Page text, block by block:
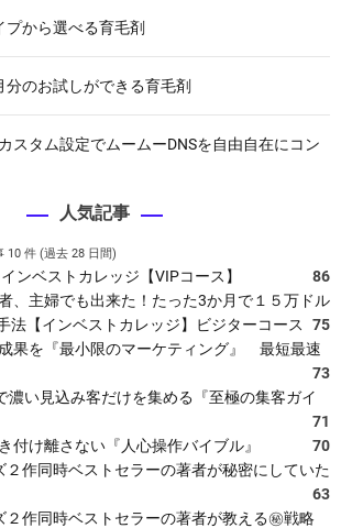
プから選べる育毛剤
分のお試しができる育毛剤
スタム設定でムームーDNSを自由自在にコン
人気記事
10 件 (過去 28 日間)
ンベストカレッジ【VIPコース】
86
、主婦でも出来た！たった3か月で１５万ドル
法【インベストカレッジ】ビジターコース
75
果を『最小限のマーケティング』 最短最速
73
濃い見込み客だけを集める『至極の集客ガイ
71
付け離さない『人心操作バイブル』
70
２作同時ベストセラーの著者が秘密にしていた
63
２作同時ベストセラーの著者が教える㊙戦略